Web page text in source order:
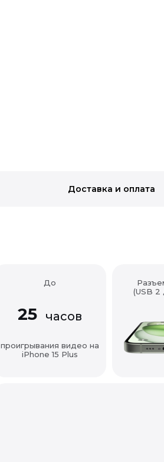
Доставка и оплата
До
проигрывания видео на
iPhone 15 Plus
25 часов
(USB 2